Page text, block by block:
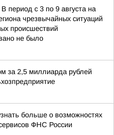
период с 3 по 9 августа на
чрезвычайных ситуаций
происшествий
не было
за 2,5 миллиарда рублей
больше о возможностях
ФНС России